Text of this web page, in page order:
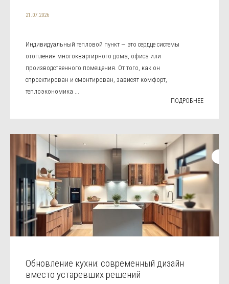
21.07.2026
Индивидуальный тепловой пункт — это сердце системы
отопления многоквартирного дома, офиса или
производственного помещения. От того, как он
спроектирован и смонтирован, зависят комфорт,
теплоэкономика ...
ПОДРОБНЕЕ
Обновление кухни: современный дизайн
вместо устаревших решений